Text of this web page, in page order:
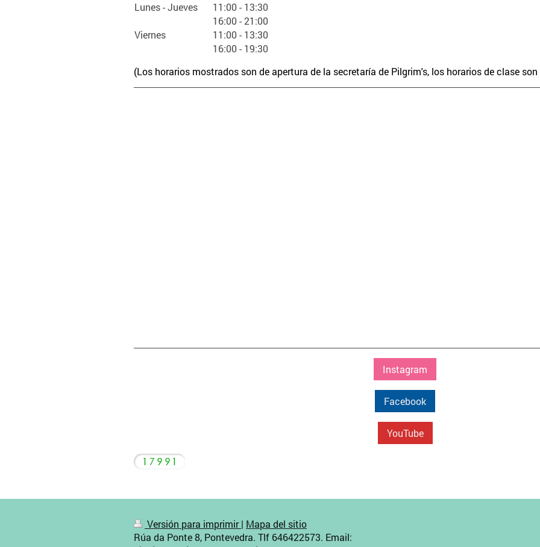
Lunes - Jueves 11:00 - 13:30
16:00 - 21:00
Viernes
11:00 - 13:30
16:00 - 19:30
(Los horarios mostrados son de apertura de la secretaría de Pilgrim's, los horarios de clase
Instagram
Facebook
YouTube
Versión para imprimir| Mapa del sitio
Rúa da Ponte 8, Pontevedra. Tlf 646422573. Email: